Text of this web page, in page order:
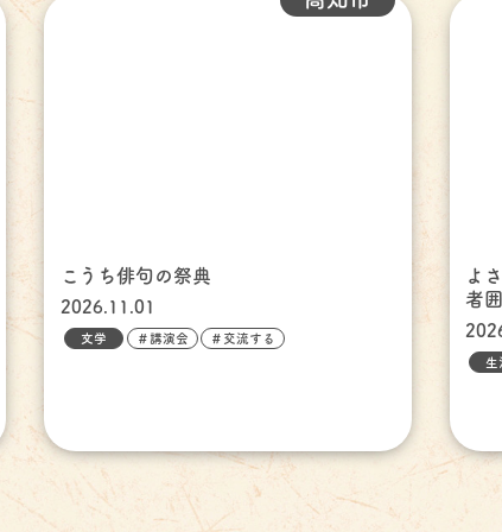
こうち俳句の祭典
2026.11.01
文学 ＃講演会 ＃交流する
よ
者
生